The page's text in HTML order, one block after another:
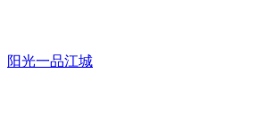
阳光一品江城